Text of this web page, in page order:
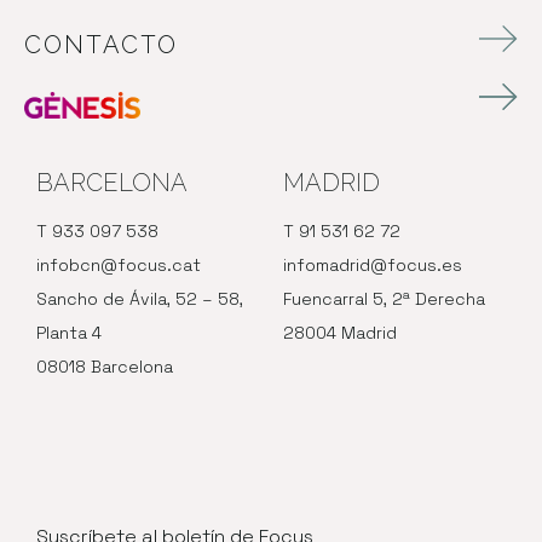
CONTACTO
BARCELONA
T 933 097 538
infobcn@focus.cat
Sancho de Ávila, 52 – 58,
Planta 4
08018 Barcelona
MADRID
T 91 531 62 72
infomadrid@focus.es
Fuencarral 5, 2ª Derecha
28004 Madrid
Suscríbete al boletín de Focus